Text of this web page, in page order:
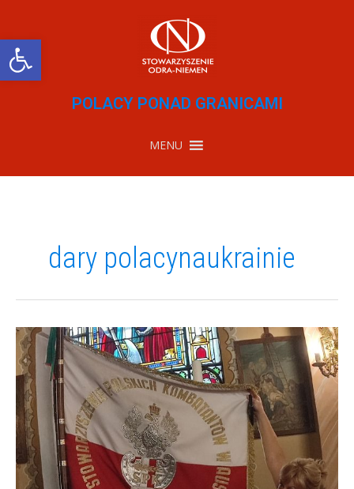
Otwórz pasek narzędzi
POLACY PONAD GRANICAMI
MENU
dary polacynaukrainie
Polonijne
spotkania